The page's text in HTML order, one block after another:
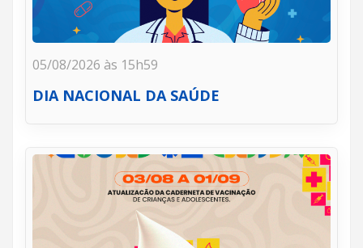
05/08/2026 às 15h59
DIA NACIONAL DA SAÚDE